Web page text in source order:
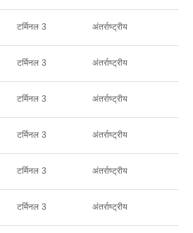
टर्मिनल 3 अंतर्राष्ट्रीय
टर्मिनल 3 अंतर्राष्ट्रीय
टर्मिनल 3 अंतर्राष्ट्रीय
टर्मिनल 3 अंतर्राष्ट्रीय
टर्मिनल 3 अंतर्राष्ट्रीय
टर्मिनल 3 अंतर्राष्ट्रीय